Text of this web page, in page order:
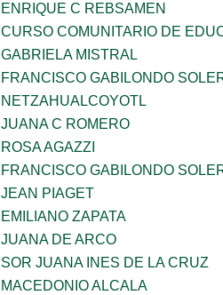
ENRIQUE C REBSAMEN
CURSO COMUNITARIO DE
GABRIELA MISTRAL
FRANCISCO GABILONDO
NETZAHUALCOYOTL
JUANA C ROMERO
ROSA AGAZZI
FRANCISCO GABILONDO
JEAN PIAGET
EMILIANO ZAPATA
JUANA DE ARCO
SOR JUANA INES DE LA CRUZ
MACEDONIO ALCALA